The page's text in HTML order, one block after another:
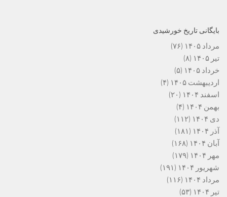
بایگانی تاریخ خورشیدی
مرداد ۱۴۰۵
(۷۶)
تیر ۱۴۰۵
(۸)
خرداد ۱۴۰۵
(۵)
اردیبهشت ۱۴۰۵
(۴)
اسفند ۱۴۰۴
(۲۰)
بهمن ۱۴۰۴
(۴)
دی ۱۴۰۴
(۱۱۲)
آذر ۱۴۰۴
(۱۸۱)
آبان ۱۴۰۴
(۱۶۸)
مهر ۱۴۰۴
(۱۷۹)
شهریور ۱۴۰۴
(۱۹۱)
مرداد ۱۴۰۴
(۱۱۶)
تیر ۱۴۰۴
(۵۳)